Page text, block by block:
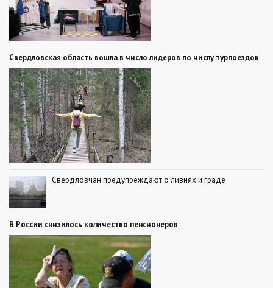
Свердловская область вошла в число лидеров по числу турпоездок
Свердловчан предупреждают о ливнях и граде
В России снизилось количество пенсионеров